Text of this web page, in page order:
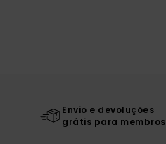
Envio e devoluções
grátis para membros